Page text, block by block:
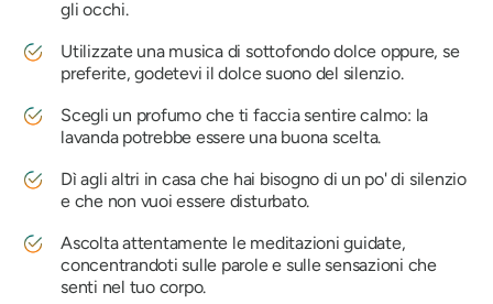
gli occhi.
Utilizzate una musica di sottofondo dolce oppure, se
preferite, godetevi il dolce suono del silenzio.
Scegli un profumo che ti faccia sentire calmo: la
lavanda potrebbe essere una buona scelta.
Dì agli altri in casa che hai bisogno di un po' di silenzio
e che non vuoi essere disturbato.
Ascolta attentamente le meditazioni guidate,
concentrandoti sulle parole e sulle sensazioni che
senti nel tuo corpo.